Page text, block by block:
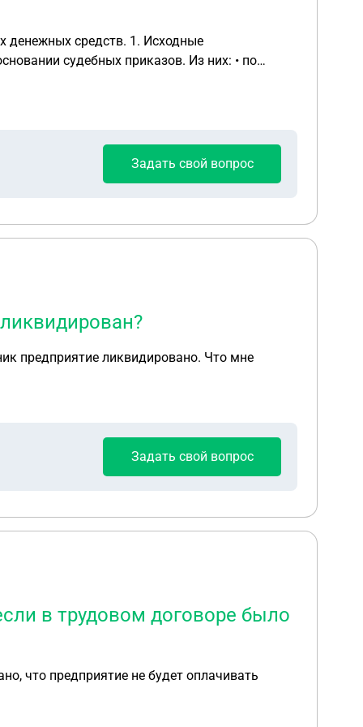
Задать свой вопрос
предприятие ликвидировано. Что мне
Задать свой вопрос
в трудовом договоре было
что предприятие не будет оплачивать